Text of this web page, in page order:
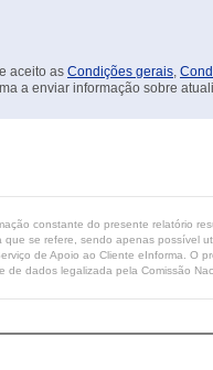
aceito as Condições gerais,
a enviar informação sobre
constante do presente relatório
que se refere, sendo apenas possível
de Apoio ao Cliente eInforma. O
de dados legalizada pela Comissão